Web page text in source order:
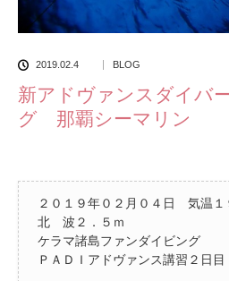
2019.02.4 BLOG
新アドヴァンスダイバ
グ 那覇シーマリン
２０１９年０２月０４日 気温
北 波２．５ｍ
ケラマ諸島ファンダイビング
ＰＡＤＩアドヴァンス講習２日目